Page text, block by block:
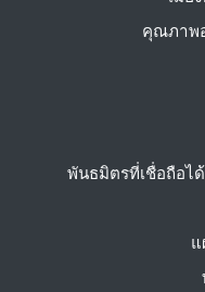
พันธมิตรที่เชื่อถือไ
แ
คุณภาพ